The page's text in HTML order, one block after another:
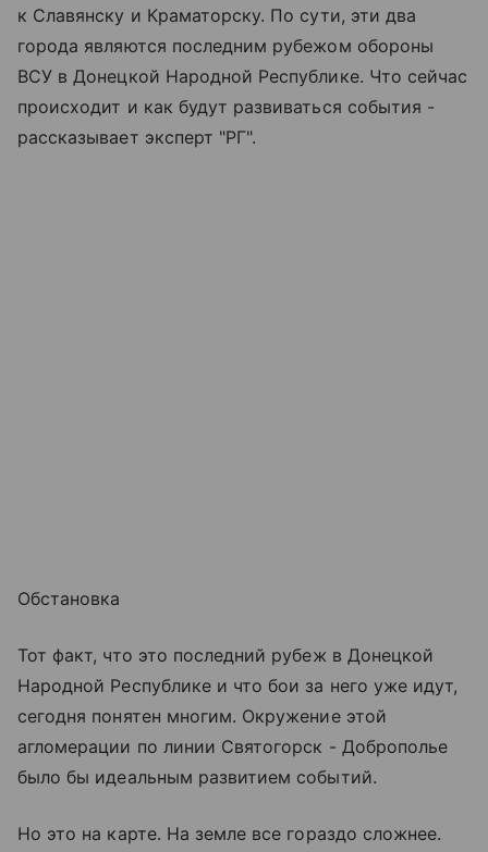
к Славянску и Краматорску. По сути, эти два
города являются последним рубежом обороны
ВСУ в Донецкой Народной Республике. Что сейчас
происходит и как будут развиваться события -
рассказывает эксперт "РГ".
Обстановка
Тот факт, что это последний рубеж в Донецкой
Народной Республике и что бои за него уже идут,
сегодня понятен многим. Окружение этой
агломерации по линии Святогорск - Доброполье
было бы идеальным развитием событий.
Но это на карте. На земле все гораздо сложнее.